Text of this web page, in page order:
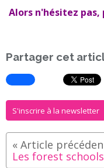
Alors n'hésitez
Partager cet
S'inscrire à la newsletter
Les forest